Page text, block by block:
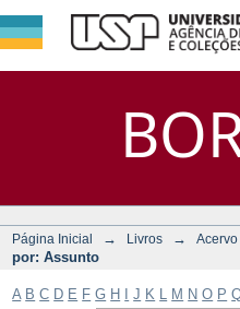
Assunto
DSpace/
Página Inicial → Livros →
por: Assunto
A B C D E F G H J K M N O P